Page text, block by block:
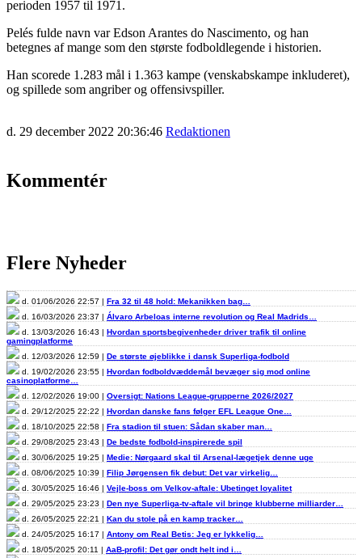
perioden 1957 til 1971.
Pelés fulde navn var Edson Arantes do Nascimento, og han
betegnes af mange som den største fodboldlegende i historien.
Han scorede 1.283 mål i 1.363 kampe (venskabskampe inkluderet),
og spillede som angriber og offensivspiller.
d. 29 december 2022 20:36:46 Redaktionen
Kommentér
Flere Nyheder
d. 01/06/2026 22:57 | Fra 32 til 48 hold: Mekanikken bag…
d. 16/03/2026 23:37 | Álvaro Arbeloas interne revolution og Real Madrids…
d. 13/03/2026 16:43 | Hvordan sportsbegivenheder driver trafik til online
gamingplatforme
d. 12/03/2026 12:59 | De største øjeblikke i dansk Superliga-fodbold
d. 19/02/2026 23:55 | Hvordan fodboldvæddemål bevæger sig mod online
casinoplatforme…
d. 12/02/2026 19:00 | Oversigt: Nations League-grupperne 2026/2027
d. 29/12/2025 22:22 | Hvordan danske fans følger EFL League One…
d. 18/10/2025 22:58 | Fra stadion til stuen: Sådan skaber man…
d. 29/08/2025 23:43 | De bedste fodbold-inspirerede spil
d. 30/06/2025 19:25 | Medie: Nørgaard skal til Arsenal-lægetjek denne uge
d. 08/06/2025 10:39 | Filip Jørgensen fik debut: Det var virkelig…
d. 30/05/2025 16:46 | Vejle-boss om Velkov-aftale: Ubetinget loyalitet
d. 29/05/2025 23:23 | Den nye Superliga-tv-aftale vil bringe klubberne milliarder…
d. 26/05/2025 22:21 | Kan du stole på en kamp tracker…
d. 24/05/2025 16:17 | Antony om Real Betis: Jeg er lykkelig…
d. 18/05/2025 20:11 | AaB-profil: Det gør ondt helt ind i…